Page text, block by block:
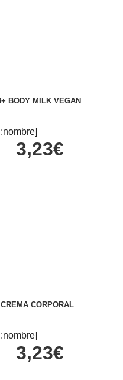
BODY MILK VEGAN
3,23€
CORPORAL
3,23€